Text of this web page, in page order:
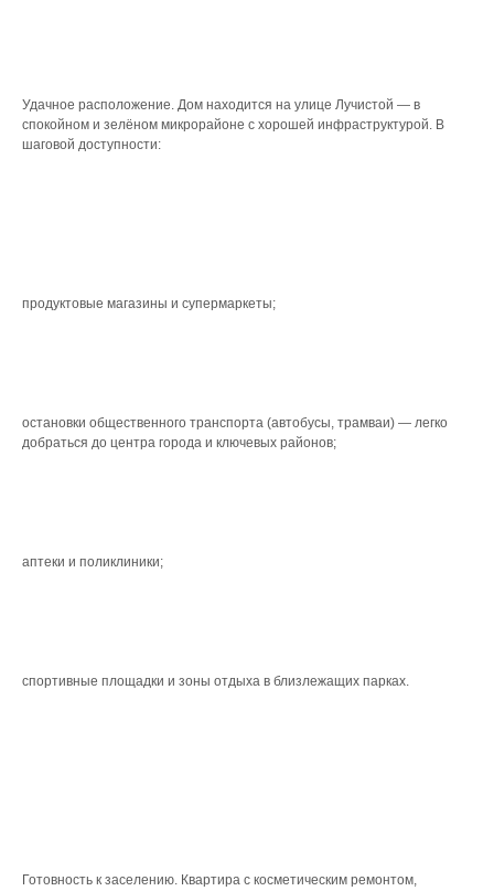
Удачное расположение. Дом находится на улице Лучистой — в
спокойном и зелёном микрорайоне с хорошей инфраструктурой. В
шаговой доступности:
продуктовые магазины и супермаркеты;
остановки общественного транспорта (автобусы, трамваи) — легко
добраться до центра города и ключевых районов;
аптеки и поликлиники;
спортивные площадки и зоны отдыха в близлежащих парках.
Готовность к заселению. Квартира с косметическим ремонтом,